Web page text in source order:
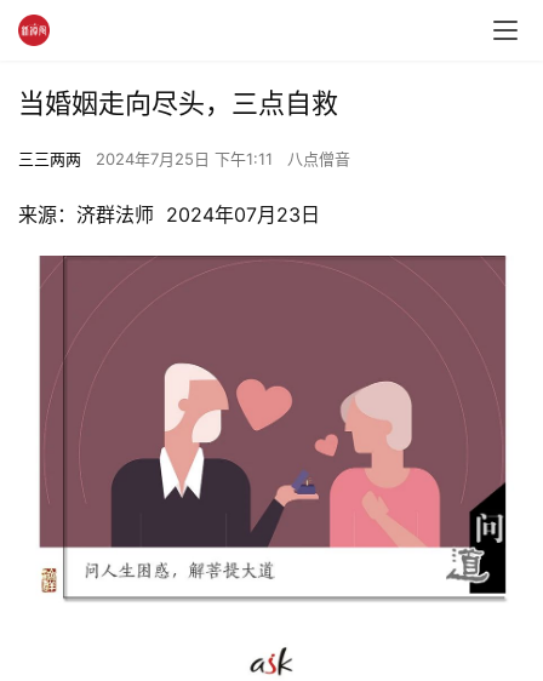
当婚姻走向尽头，三点自救
三三两两 2024年7月25日 下午1:11 八点僧音
来源：济群法师  2024年07月23日